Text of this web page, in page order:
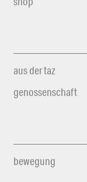
aus der taz
genossenschaft
bewegung